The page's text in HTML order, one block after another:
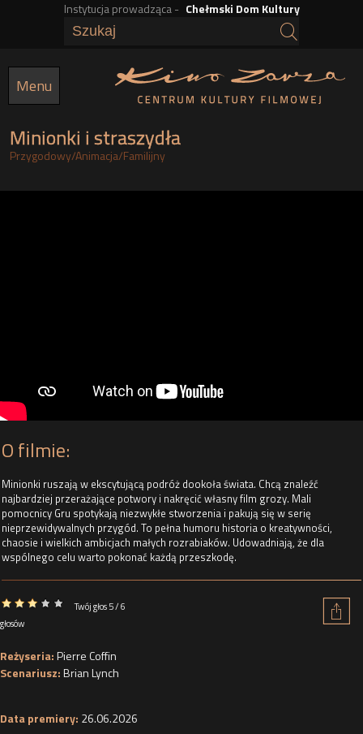
Przejdź
treści
Instytucja prowadząca - Chełmski Dom Kultury
Menu
Minionki i straszydła
Przygodowy/Animacja/Familijny
O filmie:
Minionki ruszają w ekscytującą podróż dookoła świata. Chcą znaleźć
najbardziej przerażające potwory i nakręcić własny film grozy. Mali
pomocnicy Gru spotykają niezwykłe stworzenia i pakują się w serię
nieprzewidywalnych przygód. To pełna humoru historia o kreatywności,
chaosie i wielkich ambicjach małych rozrabiaków. Udowadniają, że dla
wspólnego celu warto pokonać każdą przeszkodę.
Twój głos 5 / 6
głosów
Reżyseria:Pierre Coffin
Scenariusz:Brian Lynch
Data premiery: 26.06.2026